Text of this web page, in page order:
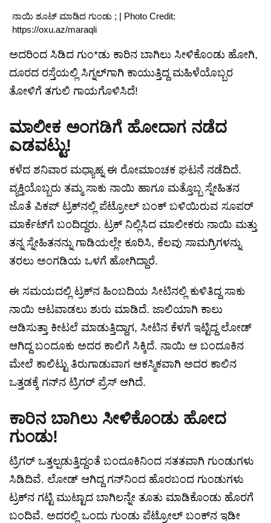
ನಾಯಿ ಶೂಟ್ ಮಾಡಿದ ಗುಂಡು ; | Photo Credit:
https://oxu.az/maraqli
ಅದರಿಂದ ಸಿಡಿದ ಗುಂ*ಡು ಕಾರಿನ ಬಾಗಿಲು ಸೀಳಿಕೊಂಡು ಹೋಗಿ,
ದೂರದ ರಸ್ತೆಯಲ್ಲಿ ಸಿಗ್ನಲ್‌ಗಾಗಿ ಕಾಯುತ್ತಿದ್ದ ಮಹಿಳೆಯೊಬ್ಬರ
ತೋಳಿಗೆ ತಗುಲಿ ಗಾಯಗೊಳಿಸಿದೆ!
ಮಾಲೀಕ ಅಂಗಡಿಗೆ ಹೋದಾಗ ನಡೆದ
ಎಡವಟ್ಟು!
ಕಳೆದ ಶನಿವಾರ ಮಧ್ಯಾಹ್ನ ಈ ರೋಮಾಂಚಕ ಘಟನೆ ನಡೆದಿದೆ.
ವ್ಯಕ್ತಿಯೊಬ್ಬರು ತಮ್ಮ ಸಾಕು ನಾಯಿ ಹಾಗೂ ಮತ್ತೊಬ್ಬ ಸ್ನೇಹಿತನ
ಜೊತೆ ಪಿಕಪ್ ಟ್ರಕ್‌ನಲ್ಲಿ ಪೆಟ್ರೋಲ್ ಬಂಕ್ ಬಳಿಯಿರುವ ಸೂಪರ್
ಮಾರ್ಕೆಟ್‌ಗೆ ಬಂದಿದ್ದರು. ಟ್ರಕ್ ನಿಲ್ಲಿಸಿದ ಮಾಲೀಕರು ನಾಯಿ ಮತ್ತು
ತನ್ನ ಸ್ನೇಹಿತನನ್ನು ಗಾಡಿಯಲ್ಲೇ ಕೂರಿಸಿ, ಕೆಲವು ಸಾಮಗ್ರಿಗಳನ್ನು
ತರಲು ಅಂಗಡಿಯ ಒಳಗೆ ಹೋಗಿದ್ದಾರೆ.
ಈ ಸಮಯದಲ್ಲಿ ಟ್ರಕ್‌ನ ಹಿಂಬದಿಯ ಸೀಟಿನಲ್ಲಿ ಕುಳಿತಿದ್ದ ಸಾಕು
ನಾಯಿ ಆಟವಾಡಲು ಶುರು ಮಾಡಿದೆ. ಜಾಲಿಯಾಗಿ ಕಾಲು
ಆಡಿಸುತ್ತಾ ಕೀಟಲೆ ಮಾಡುತ್ತಿದ್ದಾಗ, ಸೀಟಿನ ಕೆಳಗೆ ಇಟ್ಟಿದ್ದ ಲೋಡ್
ಆಗಿದ್ದ ಬಂದೂಕು ಅದರ ಕಾಲಿಗೆ ಸಿಕ್ಕಿದೆ. ನಾಯಿ ಆ ಬಂದೂಕಿನ
ಮೇಲೆ ಕಾಲಿಟ್ಟು ತಿರುಗಾಡುವಾಗ ಆಕಸ್ಮಿಕವಾಗಿ ಅದರ ಕಾಲಿನ
ಒತ್ತಡಕ್ಕೆ ಗನ್‌ನ ಟ್ರಿಗರ್ ಪ್ರೆಸ್ ಆಗಿದೆ.
ಕಾರಿನ ಬಾಗಿಲು ಸೀಳಿಕೊಂಡು ಹೋದ
ಗುಂಡು!
ಟ್ರಿಗರ್ ಒತ್ತಲ್ಪಡುತ್ತಿದ್ದಂತೆ ಬಂದೂಕಿನಿಂದ ಸತತವಾಗಿ ಗುಂಡುಗಳು
ಸಿಡಿದಿವೆ. ಲೋಡ್ ಆಗಿದ್ದ ಗನ್‌ನಿಂದ ಹೊರಬಂದ ಗುಂಡುಗಳು
ಟ್ರಕ್‌ನ ಗಟ್ಟಿ ಮುಟ್ಟಾದ ಬಾಗಿಲನ್ನೇ ತೂತು ಮಾಡಿಕೊಂಡು ಹೊರಗೆ
ಬಂದಿವೆ. ಅದರಲ್ಲಿ ಒಂದು ಗುಂಡು ಪೆಟ್ರೋಲ್ ಬಂಕ್‌ನ ಇಡೀ